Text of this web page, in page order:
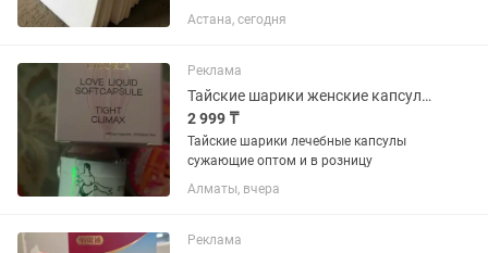
любых размеров и любой Марки
-плотности . Толщина листа от 2 см до
бескаркасной мебели. Сертификат...
Астана, сегодня
Реклама
Тайские шарики женские капсулы для сужение оптом и в розницу
2 999 ₸
Тайские шарики лечебные капсулы
сужающие оптом и в розницу
Алматы, вчера
Реклама